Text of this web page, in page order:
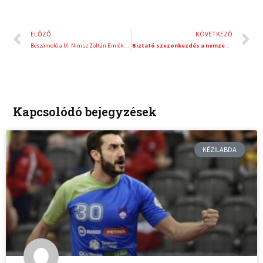
Előző
ELŐZŐ
Beszámoló a IX. Nimsz Zoltán Emléktúráról
KÖVETKEZŐ
Biztató szezonkezdés a nemzetközi porondon!
Kapcsolódó bejegyzések
KÉZILABDA